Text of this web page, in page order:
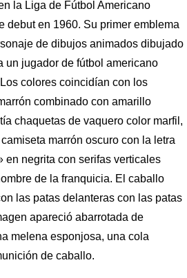
la Liga de Fútbol Americano
debut en 1960. Su primer emblema
de dibujos animados dibujado
un jugador de fútbol americano
colores coincidían con los
combinado con amarillo
chaquetas de vaquero color marfil,
marrón oscuro con la letra
en negrita con serifas verticales
de la franquicia. El caballo
las patas delanteras con las patas
apareció abarrotada de
melena esponjosa, una cola
de caballo.